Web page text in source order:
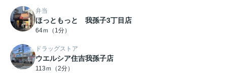
弁当
ほっともっと 我孫子3丁目店
64ｍ（1分）
ドラッグストア
ウエルシア住吉我孫子店
113ｍ（2分）